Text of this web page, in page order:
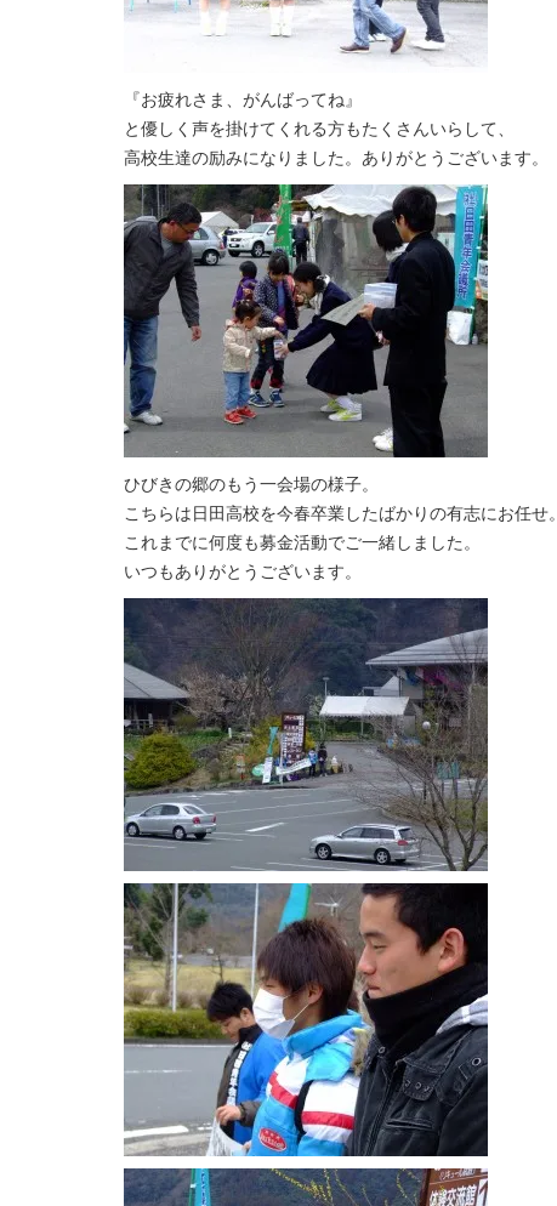
『お疲れさま、がんばってね』
と優しく声を掛けてくれる方もたくさんいらして、
高校生達の励みになりました。ありがとうございます。
ひびきの郷のもう一会場の様子。
こちらは日田高校を今春卒業したばかりの有志にお任せ。
これまでに何度も募金活動でご一緒しました。
いつもありがとうございます。